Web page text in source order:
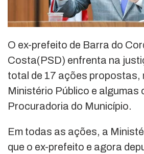
O ex-prefeito de Barra do
Costa(PSD) enfrenta na
total de 17 ações propostas,
Ministério Público e algumas
Procuradoria do Município.
Em todas as ações, a
que o ex-prefeito e agora